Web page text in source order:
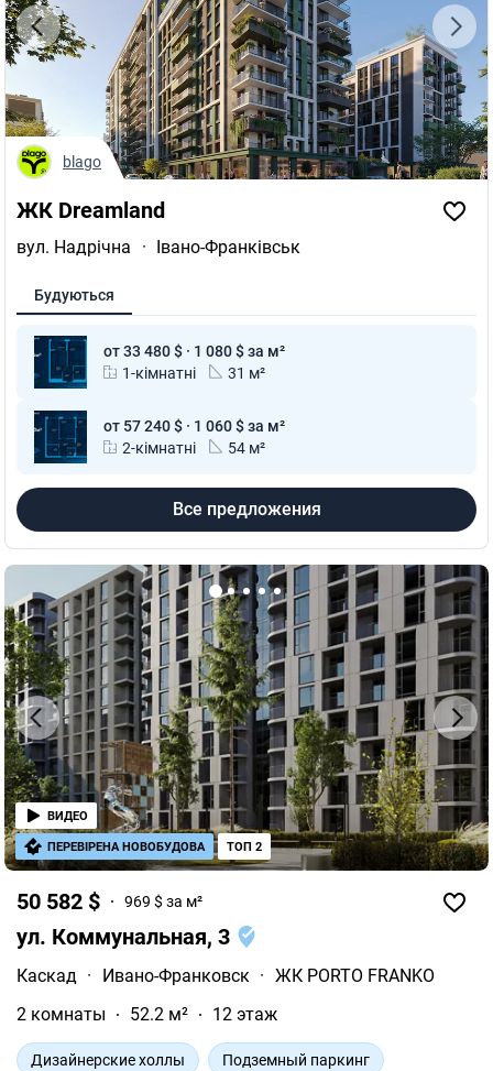
ЖК Липки 2
Полезные ссылки
Агентства недвижимости в Ивано-Франковске
Оценка квартиры
ЖК Dreamland
вул. Надрічна · Івано-Франківськ
Будуються
от 33 480 $ · 1 080 $ за м²
1-кімнатні
31 м²
от 57 240 $ · 1 060 $ за м²
2-кімнатні
54 м²
Все предложения
blago
50 582 $ 969 $ за м²
ул. Коммунальная, 3
Каскад · Ивано-Франковск · ЖК PORTO FRANKO
2 комнаты
52.2 м² 12 этаж
Дизайнерские холлы Подземный паркинг
ВИДЕО
ПЕРЕВІРЕНА НОВОБУДОВА ТОП 2